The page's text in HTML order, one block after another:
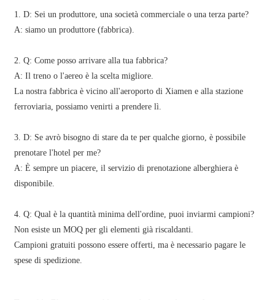
1. D: Sei un produttore, una società commerciale o una terza parte?
A: siamo un produttore (fabbrica).
2. Q: Come posso arrivare alla tua fabbrica?
A: Il treno o l'aereo è la scelta migliore.
La nostra fabbrica è vicino all'aeroporto di Xiamen e alla stazione
ferroviaria, possiamo venirti a prendere lì.
3. D: Se avrò bisogno di stare da te per qualche giorno, è possibile
prenotare l'hotel per me?
A: È sempre un piacere, il servizio di prenotazione alberghiera è
disponibile.
4. Q: Qual è la quantità minima dell'ordine, puoi inviarmi campioni?
Non esiste un MOQ per gli elementi già riscaldanti.
Campioni gratuiti possono essere offerti, ma è necessario pagare le
spese di spedizione.